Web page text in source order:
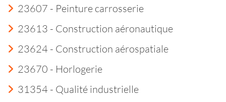
23607 - Peinture carrosserie
23613 - Construction aéronautique
23624 - Construction aérospatiale
23670 - Horlogerie
31354 - Qualité industrielle